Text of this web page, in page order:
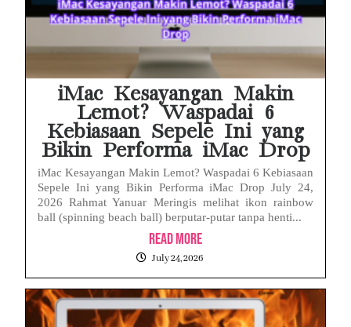
iMac Kesayangan Makin
Lemot? Waspadai 6
Kebiasaan Sepele Ini yang
Bikin Performa iMac Drop
iMac Kesayangan Makin Lemot? Waspadai 6 Kebiasaan
Sepele Ini yang Bikin Performa iMac Drop July 24,
2026 Rahmat Yanuar Meringis melihat ikon rainbow
ball (spinning beach ball) berputar-putar tanpa henti...
Read More
July 24, 2026